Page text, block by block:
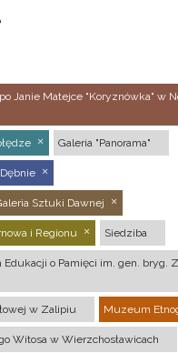
Janie Matejce "Koryznówka" w
Galeria "Panorama"
Sztuki Dawnej
i Regionu Siedziba
Edukacji o Pamięci im. gen. bryg.
w Zalipiu Muzeum
Witosa w Wierzchosławicach